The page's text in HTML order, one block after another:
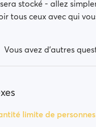
stocké - allez
tous ceux avec qui
Vous avez d’autres
limite de